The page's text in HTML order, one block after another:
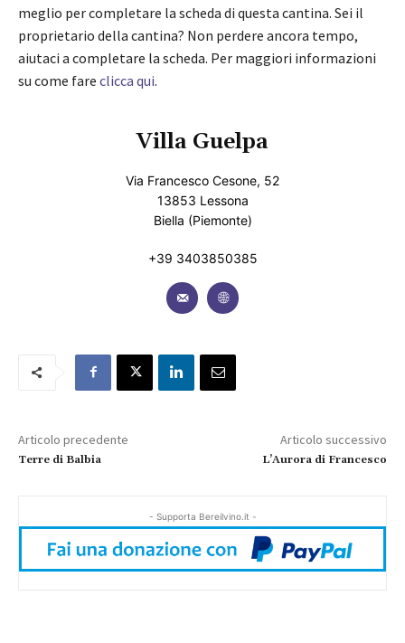
meglio per completare la scheda di questa cantina. Sei il
proprietario della cantina? Non perdere ancora tempo,
aiutaci a completare la scheda. Per maggiori informazioni
su come fare clicca qui.
Villa Guelpa
Via Francesco Cesone, 52
13853 Lessona
Biella (Piemonte)
+39 3403850385
Articolo precedente
Terre di Balbia
Articolo successivo
L’Aurora di Francesco
- Supporta Bereilvino.it -